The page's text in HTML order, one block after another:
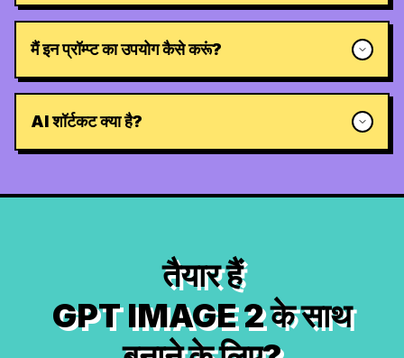
मैं इन प्रॉम्प्ट का उपयोग कैसे करूं?
AI शॉर्टकट क्या है?
तैयार हैं
GPT IMAGE 2 के साथ